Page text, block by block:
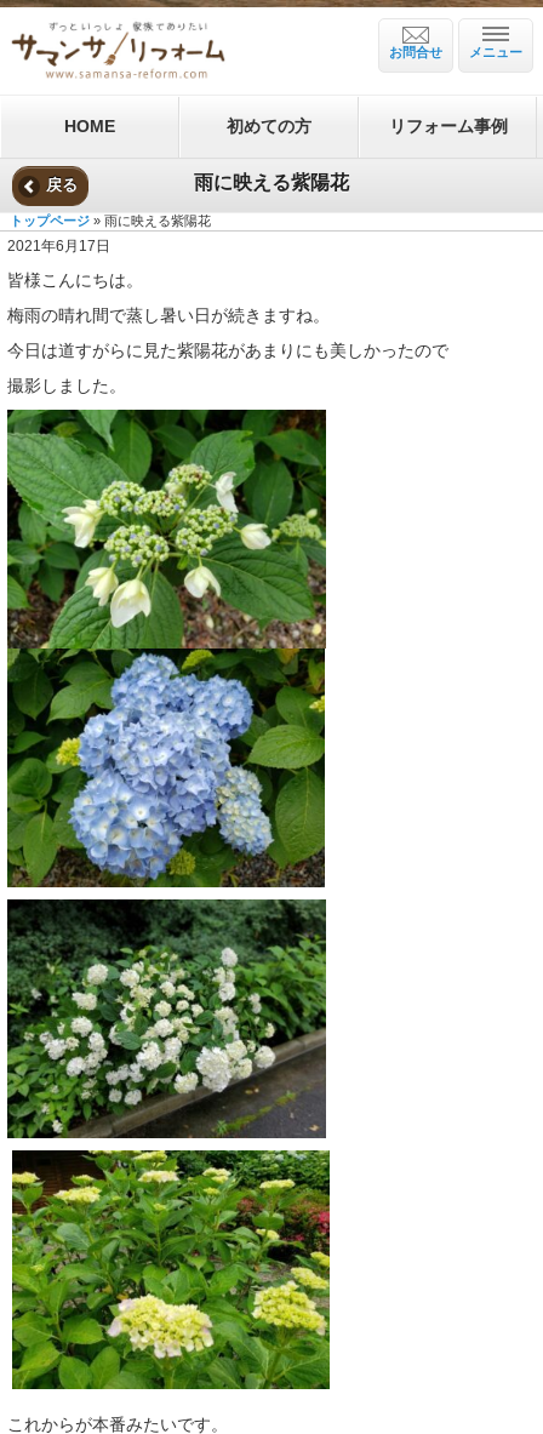
メニュー
お問合せ
HOME 初めての方 リフォーム事例
戻る 雨に映える紫陽花
トップページ » 雨に映える紫陽花
2021年6月17日
皆様こんにちは。
梅雨の晴れ間で蒸し暑い日が続きますね。
今日は道すがらに見た紫陽花があまりにも美しかったので
撮影しました。
これからが本番みたいです。